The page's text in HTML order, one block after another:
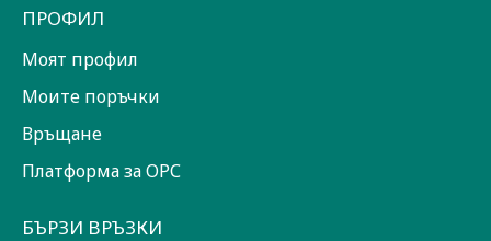
ПРОФИЛ
Моят профил
Моите поръчки
Връщане
Платформа за ОРС
БЪРЗИ ВРЪЗКИ